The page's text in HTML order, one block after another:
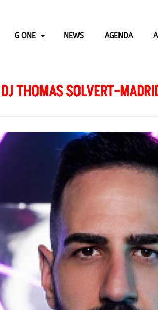
G ONE NEWS AGENDA
THOMAS SOLVERT-